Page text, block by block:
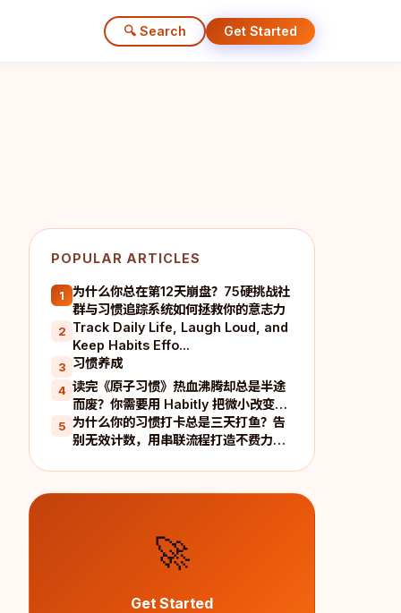
🔍 Search Get Started
POPULAR ARTICLES
1
为什么你总在第12天崩盘？75硬挑战社
群与习惯追踪系统如何拯救你的意志力
2 Track Daily Life, Laugh Loud, and
Keep Habits Effo...
3 习惯养成
4 读完《原子习惯》热血沸腾却总是半途
而废？你需要用 Habitly 把微小改变落
实成日常系统
5 为什么你的习惯打卡总是三天打鱼？告
别无效计数，用串联流程打造不费力的
🚀
Get Started